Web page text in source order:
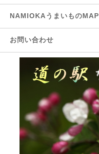
NAMIOKAうまいものMAP
お問い合わせ